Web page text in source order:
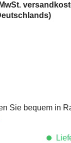
Sie bequem in